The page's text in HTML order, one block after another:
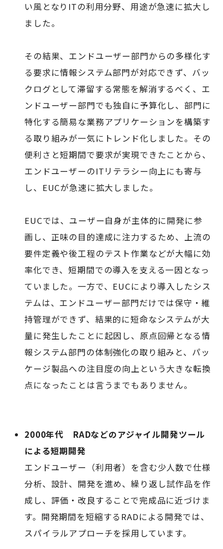
い風となりITの利用分野、用途が急速に拡大し
ました。
その結果、エンドユーザー部門からの多様化す
る要求に情報システム部門が対応できず、バッ
クログとして滞留する常態を解消するべく、エ
ンドユーザー部門でも独自に予算化し、部門に
特化する簡易な業務アプリケーションを構築す
る取り組みが一気にトレンド化しました。その
便利さと短期間で要求が実現できたことから、
エンドユーザーのITリテラシー向上にも寄与
し、EUCが急速に拡大しました。
EUCでは、ユーザー自身が主体的に開発に参
画し、正味の目的達成に注力するため、上流の
要件定義や後工程のテスト作業などが大幅に効
率化でき、短期間での導入を支える一因となっ
ていました。一方で、EUCにより導入したシス
テムは、エンドユーザー部門だけでは保守・維
持管理ができず、結果的に短命なシステムが大
量に発生したことに起因し、原点回帰となる情
報システム部門の体制強化の取り組みと、パッ
ケージ製品への注目度の向上という大きな転換
点になったことは言うまでもありません。
2000年代 RADなどのアジャイル開発ツール
による短期開発
エンドユーザー（利用者）を含む少人数で仕様
分析、設計、開発を進め、繰り返し試作品を作
成し、評価・改良することで完成品に近づけま
す。開発期間を短縮するRADによる開発では、
スパイラルアプローチを採用しています。